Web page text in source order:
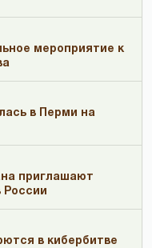
мероприятие к
в Перми на
приглашают
России
в кибербитве